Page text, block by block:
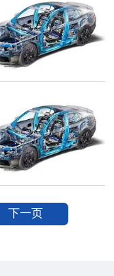
下一页